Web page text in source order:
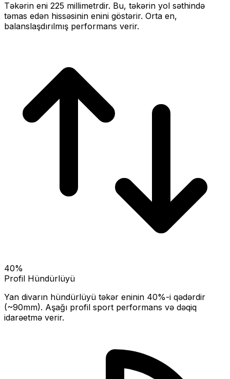
Təkərin eni 225 millimetrdir. Bu, təkərin yol səthində
təmas edən hissəsinin enini göstərir. Orta en,
balanslaşdırılmış performans verir.
40%
Profil Hündürlüyü
Yan divarın hündürlüyü təkər eninin 40%-i qədərdir
(~90mm). Aşağı profil sport performans və dəqiq
idarəetmə verir.